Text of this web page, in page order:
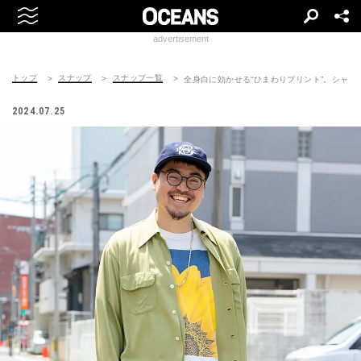
advertisement
トップ スナップ スナップ一覧 全身白に効かせる“ひまわりプリント”。シャ
2024.07.25